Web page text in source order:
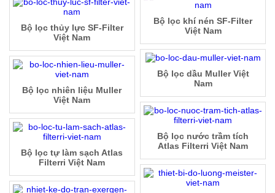
Bộ lọc khí nén SF-Filter
Việt Nam
Bộ lọc thủy lực SF-Filter
Việt Nam
Bộ lọc dầu Muller Việt
Nam
Bộ lọc nhiên liệu Muller
Việt Nam
Bộ lọc nước trầm tích
Atlas Filterri Việt Nam
Bộ lọc tự làm sạch Atlas
Filterri Việt Nam